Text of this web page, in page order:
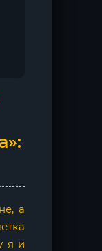
а
я и